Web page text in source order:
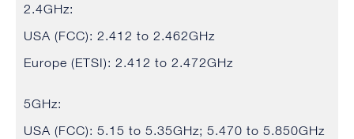
2.4GHz:
USA (FCC): 2.412 to 2.462GHz
Europe (ETSI): 2.412 to 2.472GHz
5GHz:
USA (FCC): 5.15 to 5.35GHz; 5.470 to 5.850GHz